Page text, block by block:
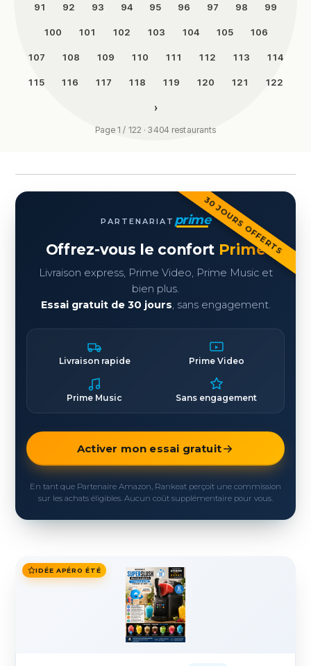
91 92 93 94 95 96 97 98 99
100 101 102 103 104 105 106
107 108 109 110 111 112 113 114
115 116 117 118 119 120 121 122
›
Page 1 / 122 · 3404 restaurants
30 JOURS OFFERTS
PARTENARIAT prime
Offrez-vous le confort Prime
Livraison express, Prime Video, Prime Music et
bien plus.
Essai gratuit de 30 jours, sans engagement.
Livraison rapide Prime Video
Prime Music Sans engagement
Activer mon essai gratuit
En tant que Partenaire Amazon, Rankeat perçoit une commission
sur les achats éligibles. Aucun coût supplémentaire pour vous.
IDÉE APÉRO ÉTÉ